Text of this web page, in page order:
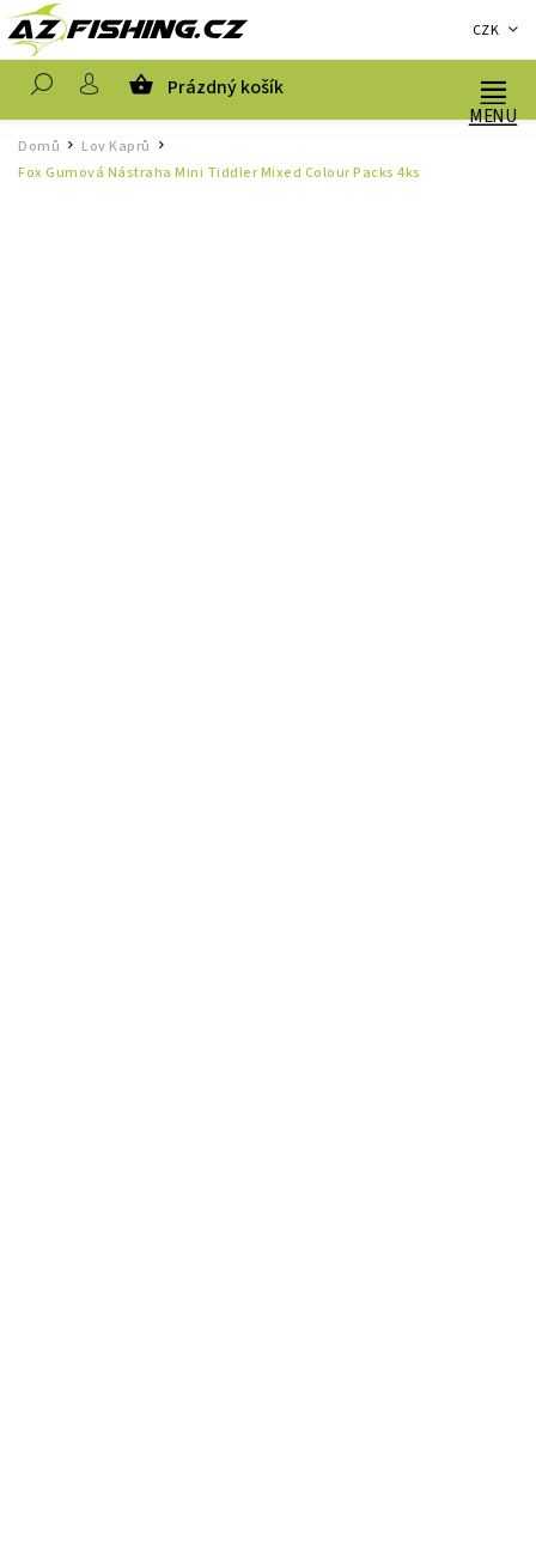
CZK
Prázdný košík
Domů / Lov Kaprů
Fox Gumová Nástraha Mini Tiddler Mixed Colour Packs 4ks